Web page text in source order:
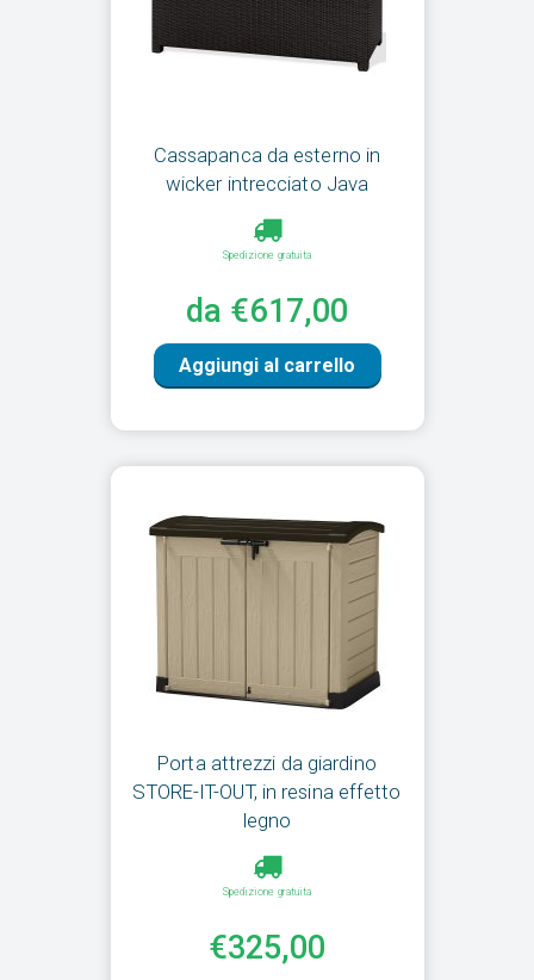
Cassapanca da esterno in
wicker intrecciato Java
Spedizione gratuita
da €617,00
Aggiungi al carrello
Porta attrezzi da giardino
STORE-IT-OUT, in resina effetto
legno
Spedizione gratuita
€325,00